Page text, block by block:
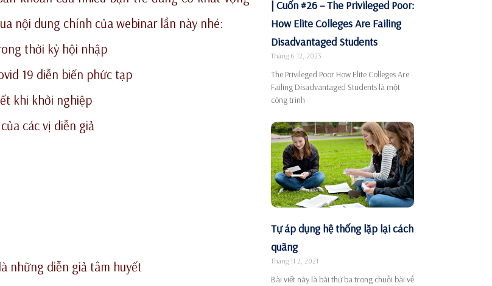
nội dung chính của webinar lần này nhé:
thời kỳ hội nhập
19 diễn biến phức tạp
khi khởi nghiệp
các vị diễn giả
những diễn giả tâm huyết
| Cuốn #26 – The Privileged Poor:
How Elite Colleges Are Failing
Disadvantaged Students
Tháng 6 12, 2023
The Privileged Poor How Elite Colleges Are
Failing Disadvantaged Students là một
công trình
Tự áp dụng hệ thống lặp lại cách
quãng
Tháng 11 2, 2021
Bài viết này là bài thứ ba trong chuỗi bài về